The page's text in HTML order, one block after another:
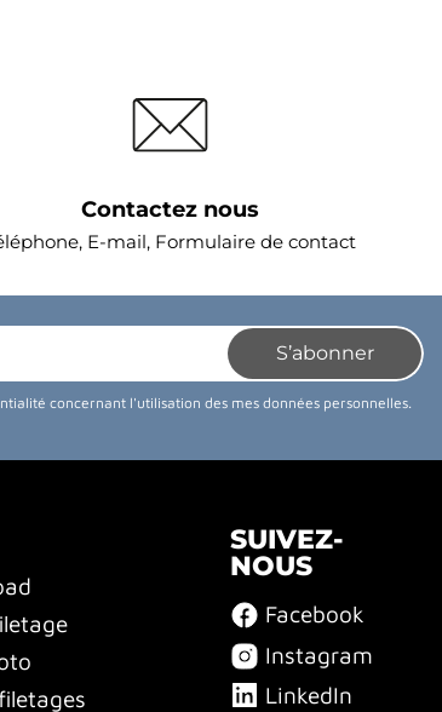
Contactez nous
E-mail, Formulaire de contact
concernant l'utilisation des mes données personnelles.
SUIVEZ-
NOUS
Facebook
Instagram
LinkedIn